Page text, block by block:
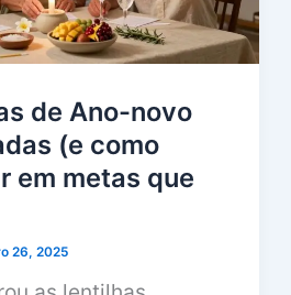
de Ano-novo
(e como
em metas que
26, 2025